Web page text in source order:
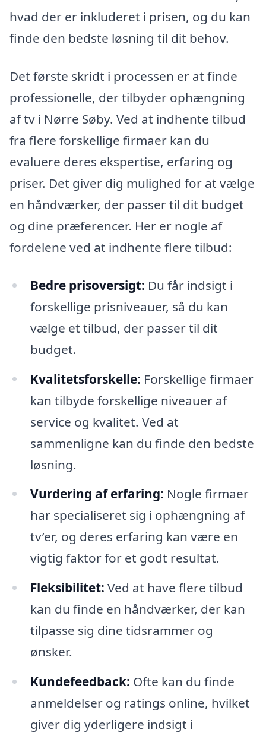
hvad der er inkluderet i prisen, og du kan
finde den bedste løsning til dit behov.
Det første skridt i processen er at finde
professionelle, der tilbyder ophængning
af tv i Nørre Søby. Ved at indhente tilbud
fra flere forskellige firmaer kan du
evaluere deres ekspertise, erfaring og
priser. Det giver dig mulighed for at vælge
en håndværker, der passer til dit budget
og dine præferencer. Her er nogle af
fordelene ved at indhente flere tilbud:
Bedre prisoversigt: Du får indsigt i
forskellige prisniveauer, så du kan
vælge et tilbud, der passer til dit
budget.
Kvalitetsforskelle: Forskellige firmaer
kan tilbyde forskellige niveauer af
service og kvalitet. Ved at
sammenligne kan du finde den bedste
løsning.
Vurdering af erfaring: Nogle firmaer
har specialiseret sig i ophængning af
tv’er, og deres erfaring kan være en
vigtig faktor for et godt resultat.
Fleksibilitet: Ved at have flere tilbud
kan du finde en håndværker, der kan
tilpasse sig dine tidsrammer og
ønsker.
Kundefeedback: Ofte kan du finde
anmeldelser og ratings online, hvilket
giver dig yderligere indsigt i